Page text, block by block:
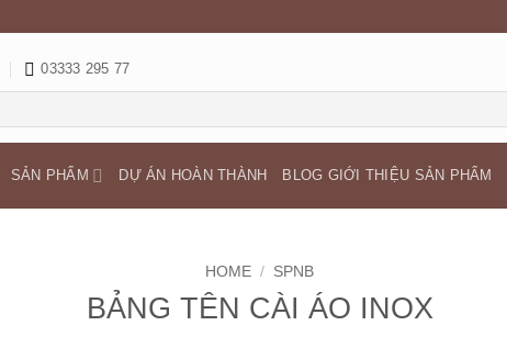
03333 295 77
SẢN PHẨM DỰ ÁN HOÀN THÀNH BLOG GIỚI THIỆU SẢN PHẨM
HOME / SPNB
BẢNG TÊN CÀI ÁO INOX